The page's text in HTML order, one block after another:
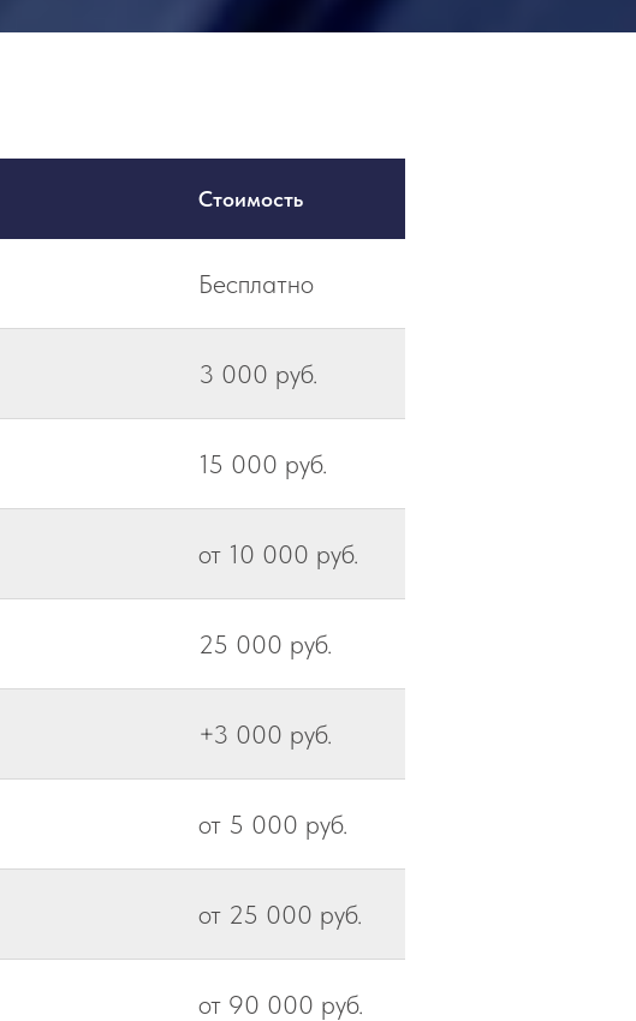
Стоимость
Бесплатно
3 000 руб.
15 000 руб.
от 10 000 руб.
25 000 руб.
+3 000 руб.
от 5 000 руб.
от 25 000 руб.
от 90 000 руб.